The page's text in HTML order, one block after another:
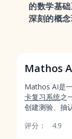
的数学基
深刻的概念
Mathos
Mathos AI是
卡复习系统之
创建测验、抽
评分：
4.9